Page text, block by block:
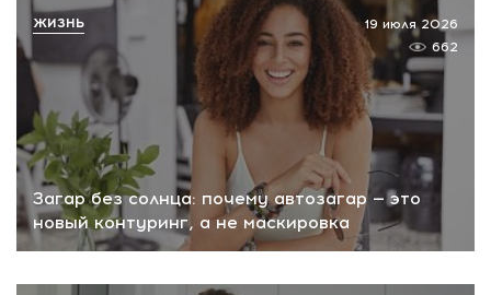
Загар без солнца: почему автозагар — это
новый контуринг, а не маскировка
19 июля 2026
662
ЖИЗНЬ